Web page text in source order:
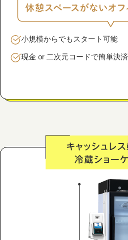
小規模からでもスタート可能
現金 or 二次元コードで簡単決済